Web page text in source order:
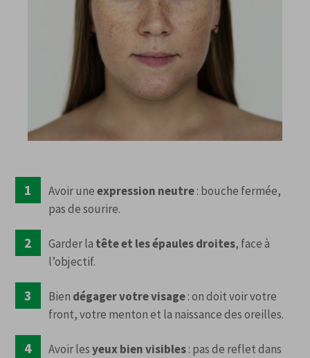
Avoir uneexpression neutre: bouche fermée,
pas de sourire.
Garder la tête et les épaules droites, face à
l’objectif.
Bien dégager votre visage: on doit voir votre
front, votre menton et la naissance des oreilles.
Avoir lesyeux bien visibles: pas de reflet dans